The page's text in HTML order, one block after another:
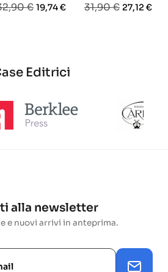
€ Prezzo
19,74 €
Prezzo
31,90 € Prezzo
27,12 €
Editrici
alla newsletter
e nuovi arrivi in anteprima.